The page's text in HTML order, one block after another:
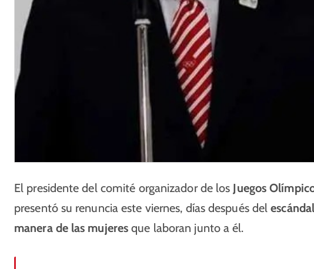
El presidente del comité organizador de los Juegos
presentó su renuncia este viernes, días después del
manera de las mujeres que laboran junto a él.